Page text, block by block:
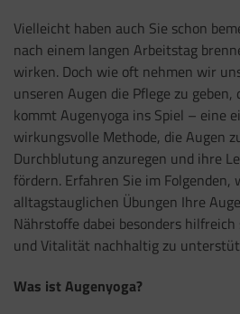
Vielleicht haben auch Sie schon
nach einem langen Arbeitstag
wirken. Doch wie oft nehmen wir
unseren Augen die Pflege zu
kommt Augenyoga ins Spiel – eine
wirkungsvolle Methode, die Augen
Durchblutung anzuregen und ihre
fördern. Erfahren Sie im Folgenden,
alltagstauglichen Übungen Ihre
Nährstoffe dabei besonders
und Vitalität nachhaltig zu
Was ist Augenyoga?